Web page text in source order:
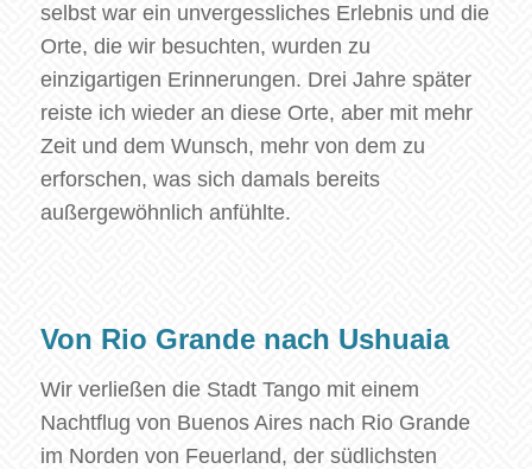
selbst war ein unvergessliches Erlebnis und die
Orte, die wir besuchten, wurden zu
einzigartigen Erinnerungen. Drei Jahre später
reiste ich wieder an diese Orte, aber mit mehr
Zeit und dem Wunsch, mehr von dem zu
erforschen, was sich damals bereits
außergewöhnlich anfühlte.
Von Rio Grande nach Ushuaia
Wir verließen die Stadt Tango mit einem
Nachtflug von Buenos Aires nach Rio Grande
im Norden von Feuerland, der südlichsten